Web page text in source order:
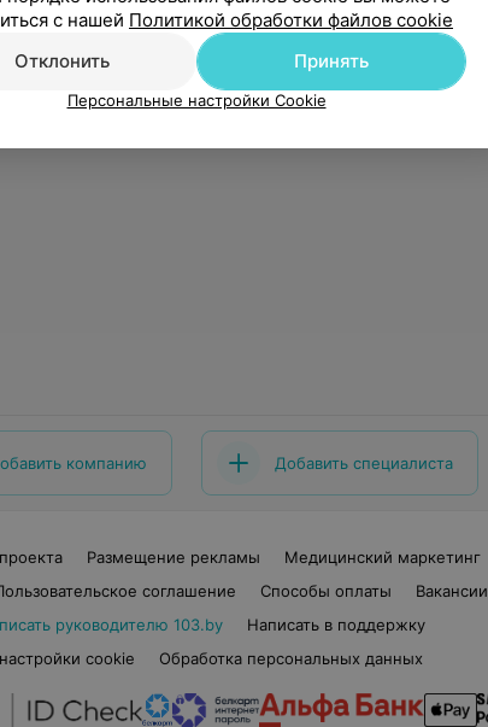
компанию Добавить специалиста
Размещение рекламы
Медицинский маркетинг
соглашение Способы оплаты
Вакансии
руководителю 103.by
Написать в поддержку
cookie
Обработка персональных данных
с нашей Политикой обработки файлов cookie
Отклонить
Принять
Персональные настройки Cookie